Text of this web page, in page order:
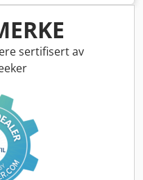
sertifisert av